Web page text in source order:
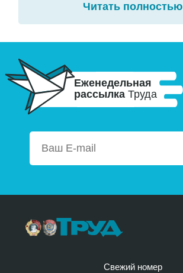
Читать полностью
Еженедельная
рассылка Труда
Свежий номер